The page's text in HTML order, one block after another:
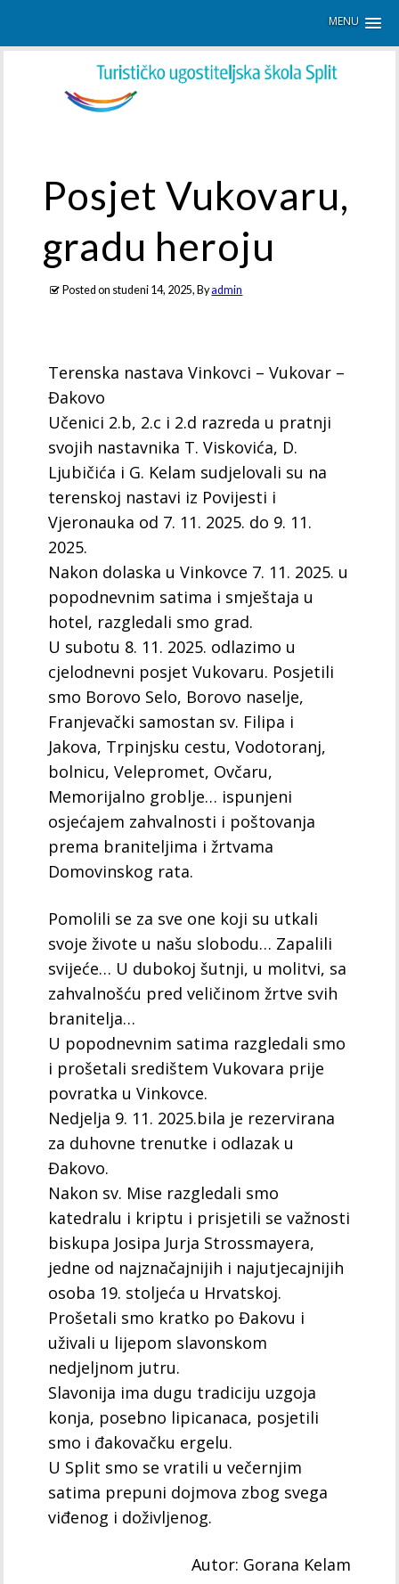
MENU
Posjet Vukovaru,
gradu heroju
Posted on studeni 14, 2025, Byadmin
Terenska nastava Vinkovci – Vukovar –
Đakovo
Učenici 2.b, 2.c i 2.d razreda u pratnji
svojih nastavnika T. Viskovića, D.
Ljubičića i G. Kelam sudjelovali su na
terenskoj nastavi iz Povijesti i
Vjeronauka od 7. 11. 2025. do 9. 11.
2025.
Nakon dolaska u Vinkovce 7. 11. 2025. u
popodnevnim satima i smještaja u
hotel, razgledali smo grad.
U subotu 8. 11. 2025. odlazimo u
cjelodnevni posjet Vukovaru. Posjetili
smo Borovo Selo, Borovo naselje,
Franjevački samostan sv. Filipa i
Jakova, Trpinjsku cestu, Vodotoranj,
bolnicu, Velepromet, Ovčaru,
Memorijalno groblje… ispunjeni
osjećajem zahvalnosti i poštovanja
prema braniteljima i žrtvama
Domovinskog rata.
Pomolili se za sve one koji su utkali
svoje živote u našu slobodu… Zapalili
svijeće… U dubokoj šutnji, u molitvi, sa
zahvalnošću pred veličinom žrtve svih
branitelja…
U popodnevnim satima razgledali smo
i prošetali središtem Vukovara prije
povratka u Vinkovce.
Nedjelja 9. 11. 2025.bila je rezervirana
za duhovne trenutke i odlazak u
Đakovo.
Nakon sv. Mise razgledali smo
katedralu i kriptu i prisjetili se važnosti
biskupa Josipa Jurja Strossmayera,
jedne od najznačajnijih i najutjecajnijih
osoba 19. stoljeća u Hrvatskoj.
Prošetali smo kratko po Đakovu i
uživali u lijepom slavonskom
nedjeljnom jutru.
Slavonija ima dugu tradiciju uzgoja
konja, posebno lipicanaca, posjetili
smo i đakovačku ergelu.
U Split smo se vratili u večernjim
satima prepuni dojmova zbog svega
viđenog i doživljenog.
Autor: Gorana Kelam